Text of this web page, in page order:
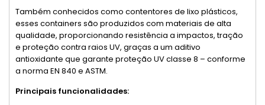
Também conhecidos como contentores de lixo plásticos,
esses containers são produzidos com materiais de alta
qualidade, proporcionando resistência a impactos, tração
e proteção contra raios UV, graças a um aditivo
antioxidante que garante proteção UV classe 8 – conforme
a norma EN 840 e ASTM.
Principais funcionalidades: